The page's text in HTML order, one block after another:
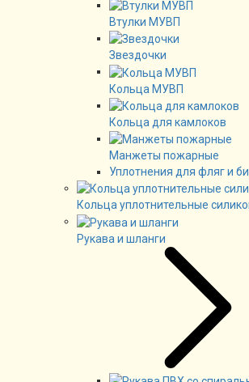
Втулки МУВП
Звездочки
Кольца МУВП
Кольца для камлоков
Манжеты пожарные
Уплотнения для фляг и
Кольца уплотнительные
Рукава и шланги